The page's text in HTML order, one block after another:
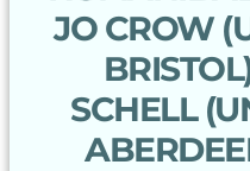
JO CROW
SCHELL